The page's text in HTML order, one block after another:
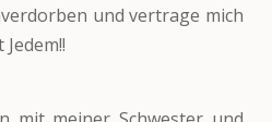
und vertrage mich